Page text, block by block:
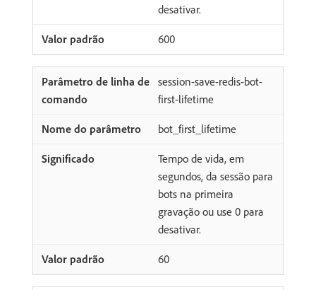
desativar.
600
session-save-redis-bot-
first-lifetime
bot_first_lifetime
Tempo de vida, em
segundos, da sessão para
bots na primeira
gravação ou use 0 para
desativar.
60